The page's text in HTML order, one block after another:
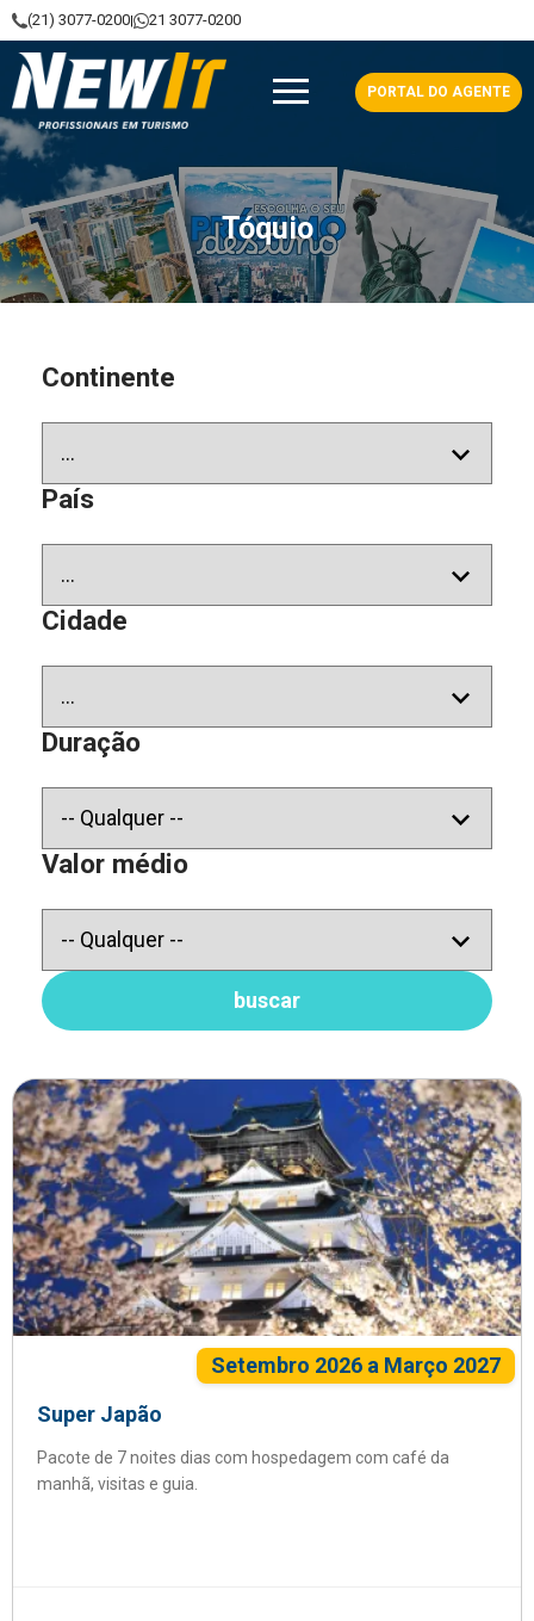
(21) 3077-0200 21 3077-0200
NewIt - Profissionais em Turismo
PORTAL DO AGENTE
Tóquio
Continente
País
Cidade
Duração
Valor médio
buscar
Setembro 2026 a Março 2027
Super Japão
Pacote de 7 noites dias com hospedagem com café da
manhã, visitas e guia.